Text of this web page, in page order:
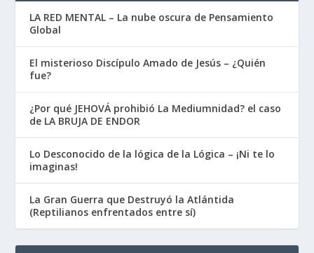
LA RED MENTAL – La nube oscura de Pensamiento
Global
El misterioso Discípulo Amado de Jesús – ¿Quién
fue?
¿Por qué JEHOVÁ prohibió La Mediumnidad? el caso
de LA BRUJA DE ENDOR
Lo Desconocido de la lógica de la Lógica – ¡Ni te lo
imaginas!
La Gran Guerra que Destruyó la Atlántida
(Reptilianos enfrentados entre sí)